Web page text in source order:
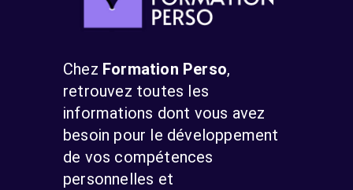
Chez Formation Perso,
retrouvez toutes les
informations dont vous avez
besoin pour le développement
de vos compétences
personnelles et